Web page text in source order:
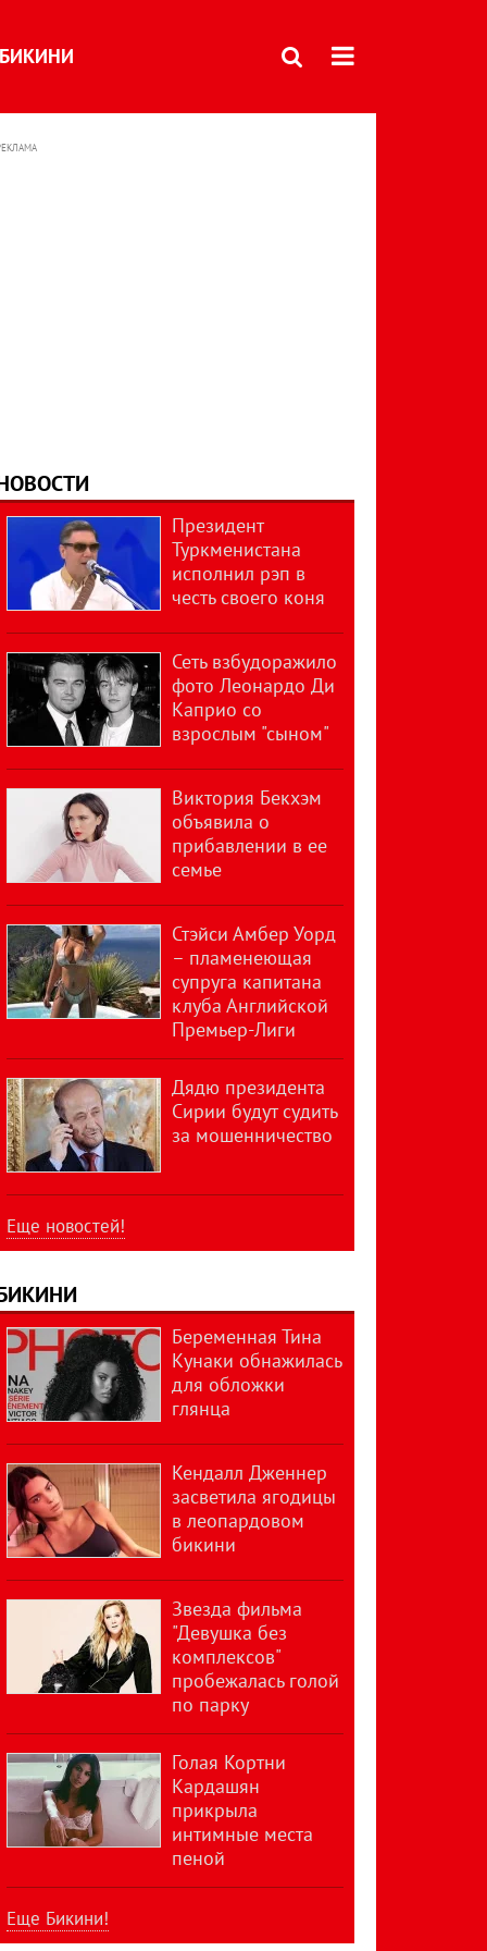
БИКИНИ
Президент
Туркменистана
исполнил рэп в
честь своего коня
Сеть взбудоражило
фото Леонардо Ди
Каприо со
взрослым "сыном"
Виктория Бекхэм
объявила о
прибавлении в ее
семье
Стэйси Амбер Уорд
– пламенеющая
супруга капитана
клуба Английской
Премьер-Лиги
Дядю президента
Сирии будут судить
за мошенничество
Еще новостей!
Беременная Тина
Кунаки обнажилась
для обложки
глянца
Кендалл Дженнер
засветила ягодицы
в леопардовом
бикини
Звезда фильма
"Девушка без
комплексов"
пробежалась голой
по парку
Голая Кортни
Кардашян
прикрыла
интимные места
пеной
Еще Бикини!